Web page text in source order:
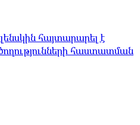
հայտարարել է
հաստատման